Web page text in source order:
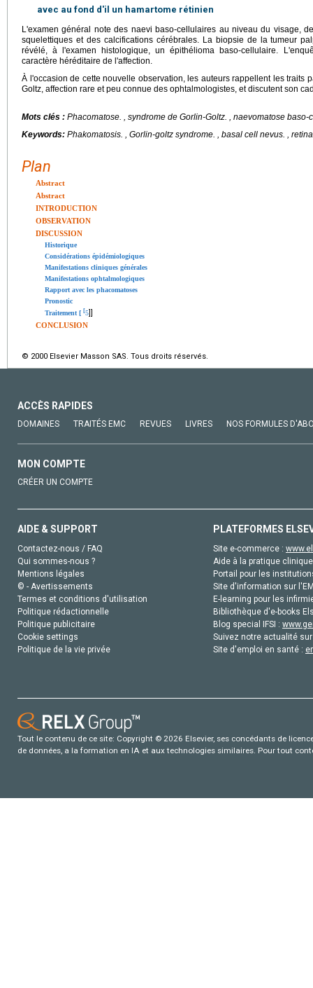
avec au fond d'il un hamartome rétinien
L'examen général note des naevi baso-cellulaires au niveau du visage,
squelettiques et des calcifications cérébrales. La biopsie de la tumeur
révélé, à l'examen histologique, un épithélioma baso-cellulaire.
caractère héréditaire de l'affection.
À l'occasion de cette nouvelle observation, les auteurs rappellent les traits
Goltz, affection rare et peu connue des ophtalmologistes, et discutent son
Mots clés : Phacomatose. , syndrome de Gorlin-Goltz. , naevomatose
Keywords: Phakomatosis. , Gorlin-goltz syndrome. , basal cell nevus. ,
Plan
Abstract
Abstract
INTRODUCTION
OBSERVATION
DISCUSSION
Historique
Considérations épidémiologiques
Manifestations cliniques générales
Manifestations ophtalmologiques
Rapport avec les phacomatoses
Pronostic
Traitement [ [5
CONCLUSION
© 2000 Elsevier Masson SAS. Tous droits réservés.
ACCÈS RAPIDES
DOMAINES TRAITÉS EMC REVUES LIVRES NOS FORMULES
MON COMPTE
CRÉER UN COMPTE
AIDE & SUPPORT
Contactez-nous / FAQ
Qui sommes-nous ?
Mentions légales
© - Avertissements
Termes et conditions d'utilisation
Politique rédactionnelle
Politique publicitaire
Cookie settings
Politique de la vie privée
PLATEFORMES
Site e-commerce :
Aide à la pratique
Portail pour les
Site d'information sur
E-learning pour les
Bibliothèque d'e-books
Blog special IFSI :
Suivez notre actualité
Site d'emploi en santé :
Tout le contenu de ce site: Copyright © 2026 Elsevier, ses concédants de
de données, a la formation en IA et aux technologies similaires. Pour tout